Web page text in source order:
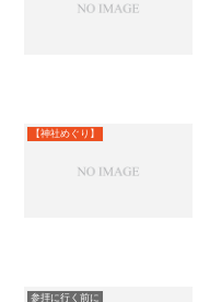
【神社めぐり】
参拝に行く前に